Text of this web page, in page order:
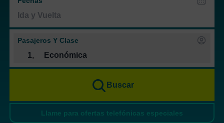
Pasajeros Y Clase
1, Económica
Buscar
Llame para ofertas telefónicas especiales